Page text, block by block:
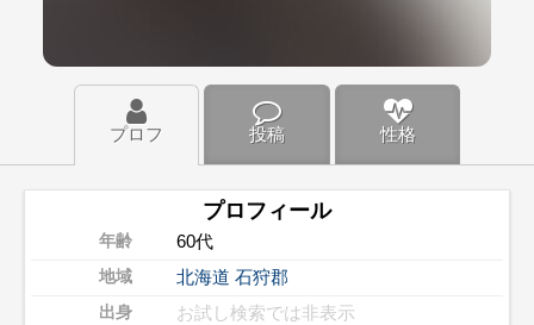
プロフ 投稿 性格
プロフィール
年齢 60代
地域 北海道 石狩郡
出身 お試し検索では非表示